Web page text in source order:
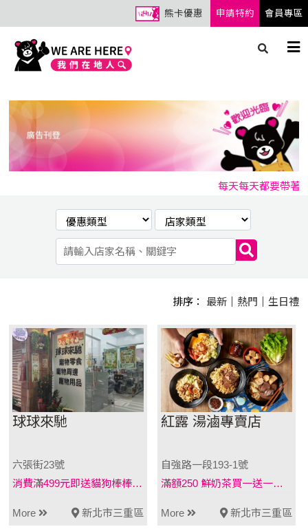
熊卡優惠 申請特約 會員專區
每天每天都要帶著
排序： 最新｜ 熱門 生日禮
球球來馳
六張街23號
消費滿499元即送貓狗棒棒糖一支
新北市三重區
More
紅露 湯滷專賣店
自強路一段193-1號
滿額250 鮮奶茶買一送一指定拌麵加購69。+1元多一件招牌
新北市三重區
More